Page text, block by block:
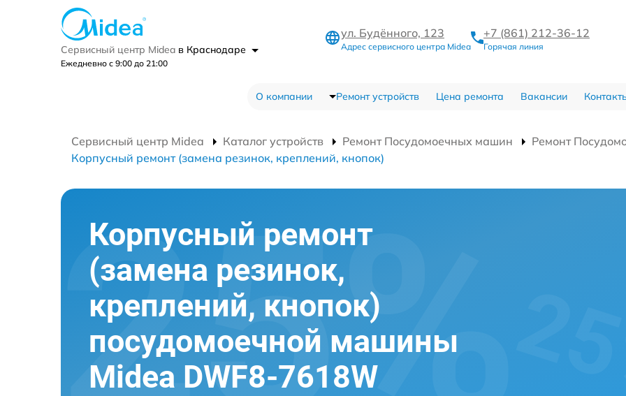
Сервисный центр Midea в Краснодаре
Ежедневно с 9:00 до 21:00
ул. Будённого, 123
Адрес сервисного центра Midea
+7 (861) 212-36-12
Горячая линия
О компании Ремонт устройств Цена ремонта Вакансии
Сервисный центр Midea Каталог устройств Ремонт Посудомоечных машин
Ремонт
Корпусный ремонт (замена резинок, креплений, кнопок)
Корпусный ремонт
(замена резинок,
креплений, кнопок)
посудомоечной машины
Midea DWF8-7618W